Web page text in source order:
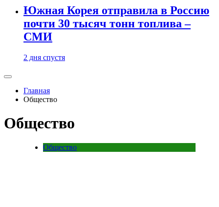
Южная Корея отправила в Россию
почти 30 тысяч тонн топлива –
СМИ
2 дня спустя
Главная
Общество
Общество
Общество